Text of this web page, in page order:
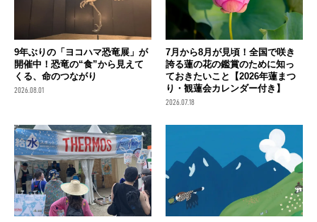
9年ぶりの「ヨコハマ恐竜展」が
開催中！恐竜の“食”から見えて
くる、命のつながり
2026.08.01
7月から8月が見頃！全国で咲き
誇る蓮の花の鑑賞のために知っ
ておきたいこと【2026年蓮まつ
り・観蓮会カレンダー付き】
2026.07.18